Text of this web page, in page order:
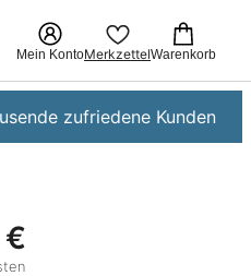
Mein KontoMerkzettelWarenkorb
zufriedene Kunden
€